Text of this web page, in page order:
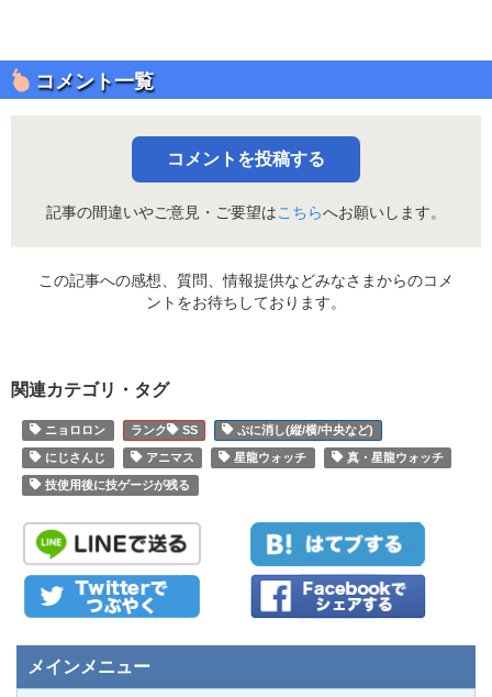
コメント一覧
コメントを投稿する
記事の間違いやご意見・ご要望はこちらへお願いします。
この記事への感想、質問、情報提供などみなさまからのコメ
ントをお待ちしております。
関連カテゴリ・タグ
ニョロロン SS ぷに消し(縦/横/中央など)
にじさんじ アニマス 星龍ウォッチ 真・星龍ウォッチ
技使用後に技ゲージが残る
メインメニュー